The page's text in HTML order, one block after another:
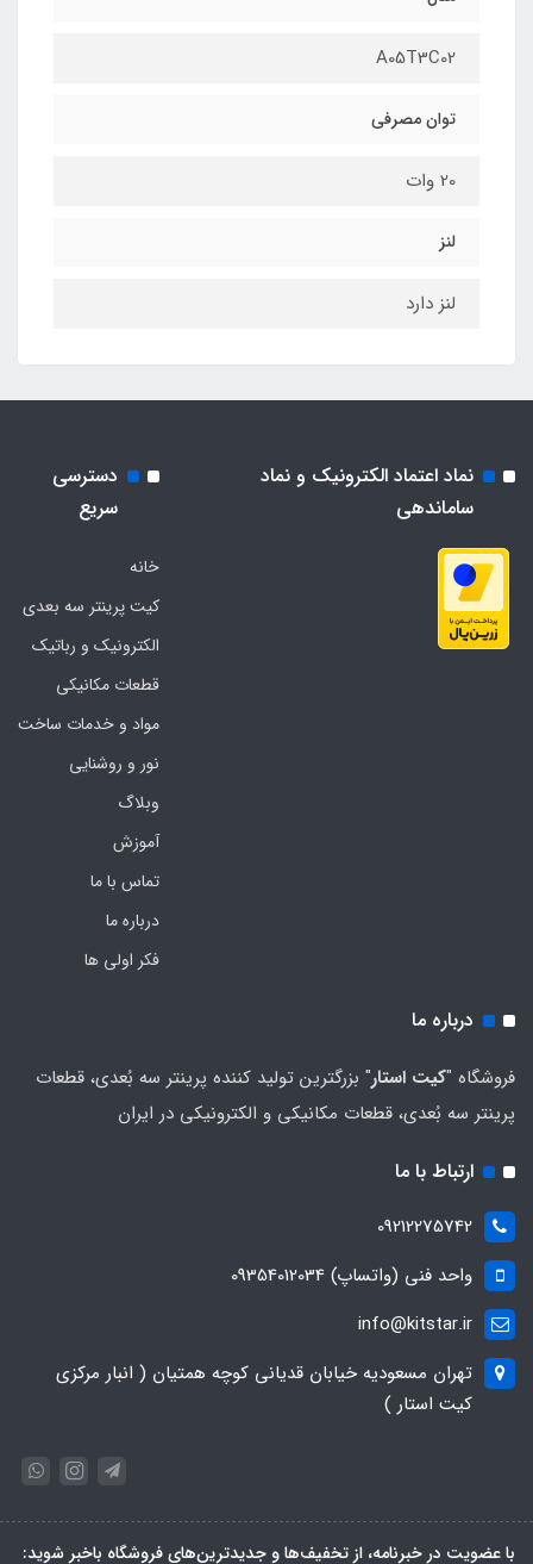
A05T3C02
توان مصرفی
20 وات
لنز
لنز دارد
نماد اعتماد الکترونیک و نماد
ساماندهی
دسترسی
سریع
خانه
کیت پرینتر سه بعدی
الکترونیک و رباتیک
قطعات مکانیکی
مواد و خدمات ساخت
نور و روشنایی
وبلاگ
آموزش
تماس با ما
درباره ما
فکر اولی ها
درباره ما
فروشگاه "کیت استار" بزرگترین تولید کننده پرینتر سه بُعدی، قطعات
پرینتر سه بُعدی، قطعات مکانیکی و الکترونیکی در ایران
ارتباط با ما
09212275742
واحد فنی (واتساپ) 09354012034
info@kitstar.ir
تهران مسعودیه خیابان قدیانی کوچه همتیان ( انبار مرکزی
کیت استار )
با عضویت در خبرنامه، از تخفیف‌ها و جدیدترین‌های فروشگاه باخبر شوید: